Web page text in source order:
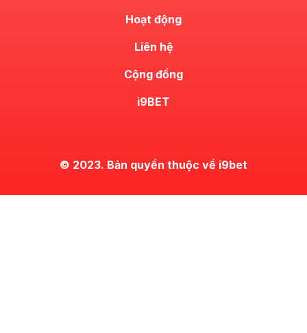
Hoạt động
Liên hệ
Cộng đồng
i9BET
© 2023. Bản quyền thuộc về i9bet